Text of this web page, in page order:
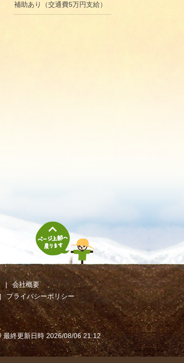
補助あり（交通費5万円支給）
会社概要
プライバシーポリシー
最終更新日時 2026/08/06 21:12